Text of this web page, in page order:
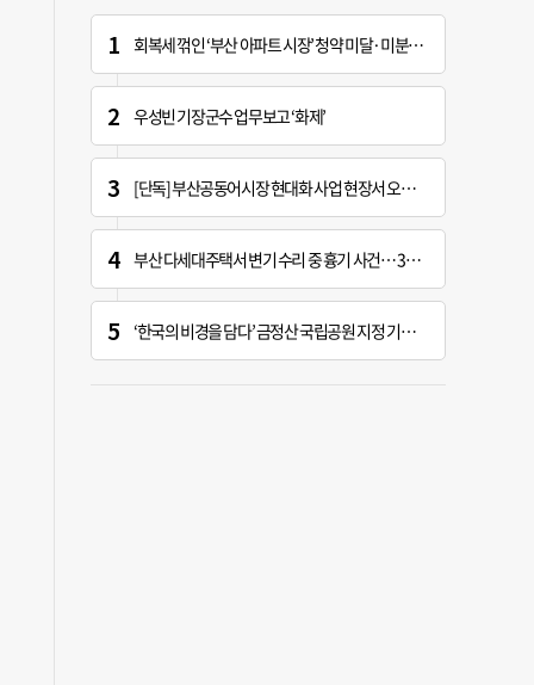
회복세 꺾인 ‘부산 아파트 시장’ 청약 미달·미분양 심화
우성빈 기장군수 업무보고 ‘화제’
[단독] 부산공동어시장 현대화 사업 현장서 오염토 발견
부산 다세대주택서 변기 수리 중 흉기 사건… 30대 여성 현행범 체포
‘한국의 비경을 담다’ 금정산 국립공원 지정 기념 전시회